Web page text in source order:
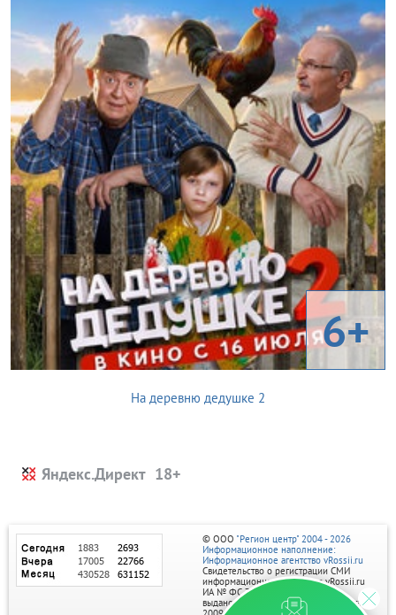
6+
На деревню дедушке 2
Яндекс.Директ
© ООО "Регион центр" 2004 - 2026
Информационное наполнение:
Информационное агентство vRossii.ru
Свидетельство о регистрации СМИ
информационного агентства vRossii.ru
ИА № ФС 77‑35502
выдано РОСКОМНАДЗОРом 04 марта